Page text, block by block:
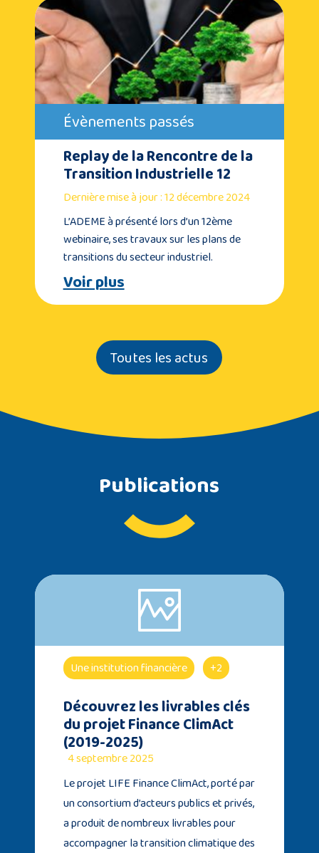
Évènements passés
Replay de la Rencontre de la
Transition Industrielle 12
Dernière mise à jour : 12 décembre 2024
L’ADEME à présenté lors d’un 12ème
webinaire, ses travaux sur les plans de
transitions du secteur industriel.
Voir plus
Toutes les actus
Publications
Une institution financière +2
Découvrez les livrables clés
du projet Finance ClimAct
(2019-2025)
4 septembre 2025
Le projet LIFE Finance ClimAct, porté par
un consortium d’acteurs publics et privés,
a produit de nombreux livrables pour
accompagner la transition climatique des